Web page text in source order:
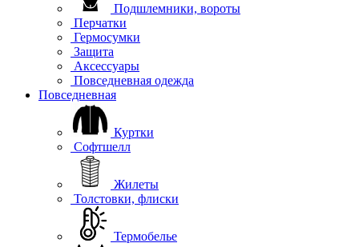
Подшлемники, вороты
Перчатки
Гермосумки
Защита
Аксессуары
Повседневная одежда
Повседневная
Куртки
Софтшелл
Жилеты
Толстовки, флиски
Термобелье